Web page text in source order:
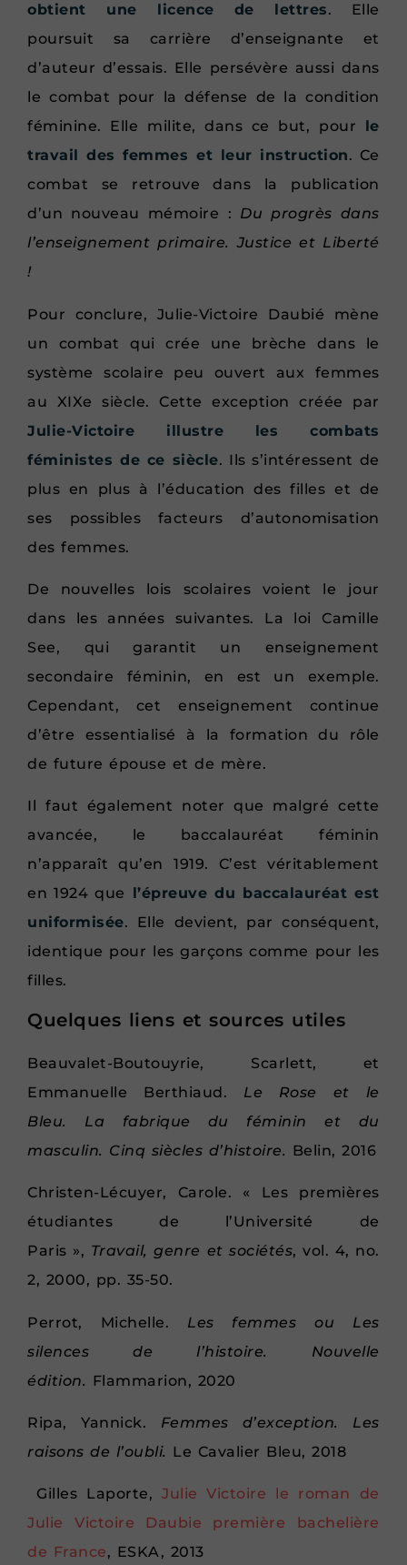
obtient une licence de lettres. Elle
poursuit sa carrière d’enseignante et
d’auteur d’essais. Elle persévère aussi dans
le combat pour la défense de la condition
féminine. Elle milite, dans ce but, pour
le
travail des femmes et leur instruction. Ce
combat se retrouve dans la publication
d’un nouveau mémoire : Du progrès dans
l’enseignement primaire. Justice et Liberté
!
Pour conclure, Julie-Victoire Daubié mène
un combat qui crée une brèche dans le
système scolaire peu ouvert aux femmes
au XIXe siècle. Cette exception créée par
Julie-Victoire illustre les combats
féministes de ce siècle. Ils s’intéressent de
plus en plus à l’éducation des filles et de
ses possibles facteurs d’autonomisation
des femmes.
De nouvelles lois scolaires voient le jour
dans les années suivantes. La loi Camille
See, qui garantit un enseignement
secondaire féminin, en est un exemple.
Cependant, cet enseignement continue
d’être essentialisé à la formation du rôle
de future épouse et de mère.
Il faut également noter que malgré cette
avancée, le baccalauréat féminin
n’apparaît qu’en 1919. C’est véritablement
en 1924 que l’épreuve du baccalauréat est
uniformisée. Elle devient, par conséquent,
identique pour les garçons comme pour les
filles.
Quelques liens et sources utiles
Beauvalet-Boutouyrie, Scarlett, et
Emmanuelle Berthiaud. Le Rose et le
Bleu. La fabrique du féminin et du
masculin. Cinq siècles d’histoire. Belin, 2016
Christen-Lécuyer, Carole. « Les premières
étudiantes de l’Université de
Paris », Travail, genre et sociétés, vol. 4, no.
2, 2000, pp. 35-50.
Perrot, Michelle. Les femmes ou Les
silences de l’histoire. Nouvelle
édition. Flammarion, 2020
Ripa, Yannick. Femmes d’exception. Les
raisons de l’oubli. Le Cavalier Bleu, 2018
Gilles Laporte,Julie Victoire le roman de
Julie Victoire Daubie première bachelière
de France, ESKA, 2013